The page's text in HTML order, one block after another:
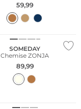
59,99
SOMEDAY
Chemise ZONJA
89,99